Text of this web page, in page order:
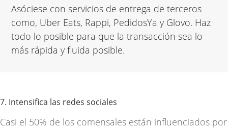
Asóciese con servicios de entrega de terceros
como, Uber Eats, Rappi, PedidosYa y Glovo. Haz
todo lo posible para que la transacción sea lo
más rápida y fluida posible.
7. Intensifica las redes sociales
Casi el 50% de los comensales están influenciados por